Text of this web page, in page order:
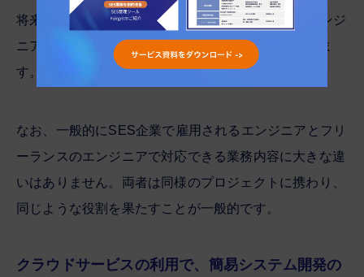
将来的にはさらに多くのSES企業がフリーランスエンジ
ニアと協力し、案件を遂行していくことが予測されま
す。
なお、一般的にSES企業で雇用されるエンジニアとフリ
ーランスのエンジニアで対応できる業務内容に大きな違
いはありません。両者は同様のプロジェクトに携わり、
同じような役割を果たすことが一般的です。
クラウドサービスの利用で、簡易システム開発の